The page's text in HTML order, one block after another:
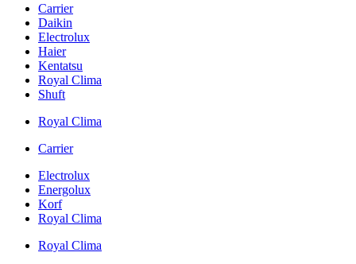
Carrier
Daikin
Electrolux
Haier
Kentatsu
Royal Clima
Shuft
Royal Clima
Carrier
Electrolux
Energolux
Korf
Royal Clima
Royal Clima